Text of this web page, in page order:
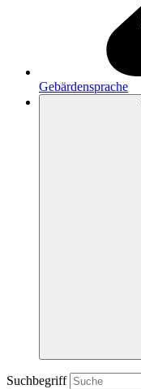
Gebärdensprache
Suchbegriff